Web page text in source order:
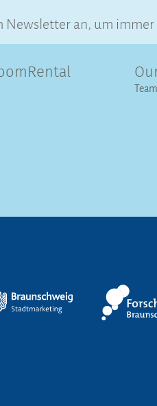
Newsletter an, um
Team